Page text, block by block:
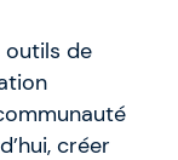
outils de
créer